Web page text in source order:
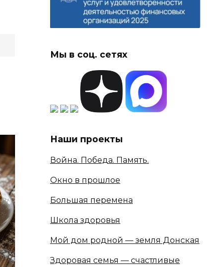
Мы в соц. сетях
Наши проекты
Война. Победа. Память.
Окно в прошлое
Большая перемена
Школа здоровья
Мой дом родной — земля Донская
Здоровая семья — счастливые